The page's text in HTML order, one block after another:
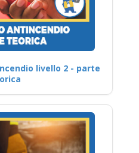
livello 2 - parte